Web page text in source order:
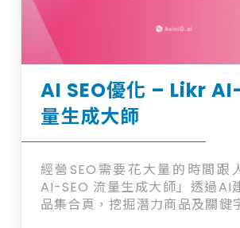
AI SEO優化 – Likr
量生成大師
經營SEO需要花大量的時間跟
AI-SEO 流量生成大師」透過AI
品集合頁，挖掘潛力商品及關鍵